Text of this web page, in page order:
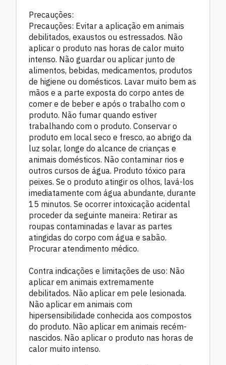
Precauções:
Precauções: Evitar a aplicação em animais
debilitados, exaustos ou estressados. Não
aplicar o produto nas horas de calor muito
intenso. Não guardar ou aplicar junto de
alimentos, bebidas, medicamentos, produtos
de higiene ou domésticos. Lavar muito bem as
mãos e a parte exposta do corpo antes de
comer e de beber e após o trabalho com o
produto. Não fumar quando estiver
trabalhando com o produto. Conservar o
produto em local seco e fresco, ao abrigo da
luz solar, longe do alcance de crianças e
animais domésticos. Não contaminar rios e
outros cursos de água. Produto tóxico para
peixes. Se o produto atingir os olhos, lavá-los
imediatamente com água abundante, durante
15 minutos. Se ocorrer intoxicação acidental
proceder da seguinte maneira: Retirar as
roupas contaminadas e lavar as partes
atingidas do corpo com água e sabão.
Procurar atendimento médico.
Contra indicações e limitações de uso: Não
aplicar em animais extremamente
debilitados. Não aplicar em pele lesionada.
Não aplicar em animais com
hipersensibilidade conhecida aos compostos
do produto. Não aplicar em animais recém-
nascidos. Não aplicar o produto nas horas de
calor muito intenso.